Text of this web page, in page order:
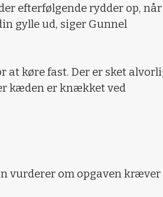
efterfølgende rydder op,
gylle ud, siger Gunnel
at køre fast. Der er sket
kæden er knækket ved
vurderer om opgaven kræver